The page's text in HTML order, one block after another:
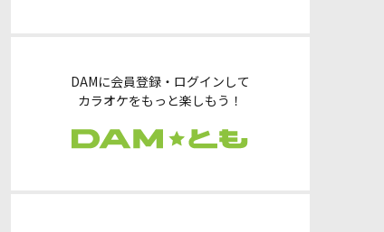
DAMに会員登録・ログインして
カラオケをもっと楽しもう！